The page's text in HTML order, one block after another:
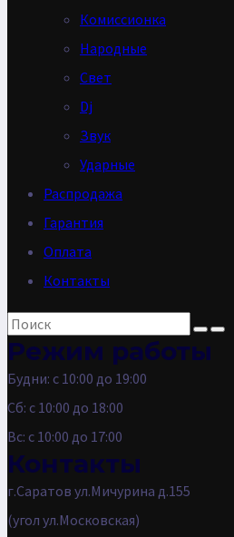
Комиссионка
Народные
Свет
Dj
Звук
Ударные
Распродажа
Гарантия
Оплата
Контакты
Режим работы
Будни: с 10:00 до 19:00
Сб: с 10:00 до 18:00
Вс: с 10:00 до 17:00
Контакты
г.Саратов ул.Мичурина д.155
(угол ул.Московская)